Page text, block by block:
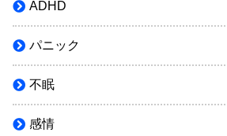
ADHD
パニック
不眠
感情